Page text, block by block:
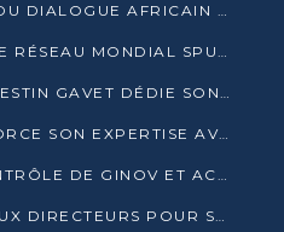
BRAZZAVILLE AU CŒUR DU DIALOGUE AFRICAIN SUR LES OBJECTIFS DE DÉVELOPPEMENT DURABLE
RUDE NGOMA INTÈGRE LE RÉSEAU MONDIAL SPUTNIK PRO APRÈS UNE FORMATION À MOSCOU
LUMIÈRES DU CONGO : DESTIN GAVET DÉDIE SON PRIX À L’UNITÉ NATIONALE ET À LA JEUNESSE
CONGO TERMINAL RENFORCE SON EXPERTISE AVEC NEUF NOUVEAUX FORMATEURS EN ENGINS PORTUAIRES
L’ARCHER PREND LE CONTRÔLE DE GINOV ET ACCÉLÈRE SON VIRAGE NUMÉRIQUE
LA BEAC ABAISSE SES TAUX DIRECTEURS POUR SOUTENIR LA CROISSANCE EN ZONE CEMAC